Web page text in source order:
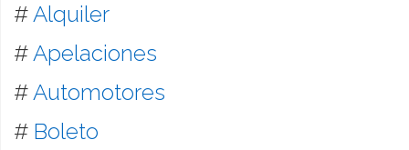
#Alquiler
#Apelaciones
#Automotores
# Boleto